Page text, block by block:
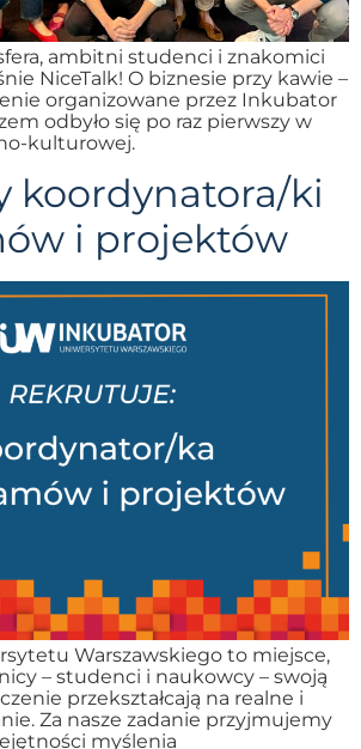
ambitni studenci i znakomici
NiceTalk! O biznesie przy kawie –
organizowane przez Inkubator
odbyło się po raz pierwszy w
kulturowej.
koordynatora/ki
i projektów
Warszawskiego to miejsce,
– studenci i naukowcy – swoją
przekształcają na realne i
Za nasze zadanie przyjmujemy
myślenia